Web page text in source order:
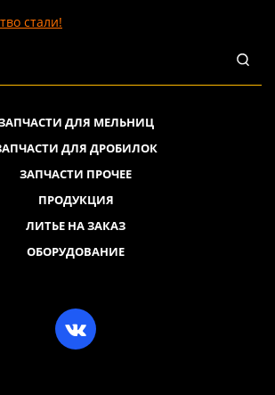
ДЛЯ МЕЛЬНИЦ
ДЛЯ ДРОБИЛОК
ЗАПЧАСТИ ПРОЧЕЕ
ПРОДУКЦИЯ
ЛИТЬЕ НА ЗАКАЗ
ОБОРУДОВАНИЕ